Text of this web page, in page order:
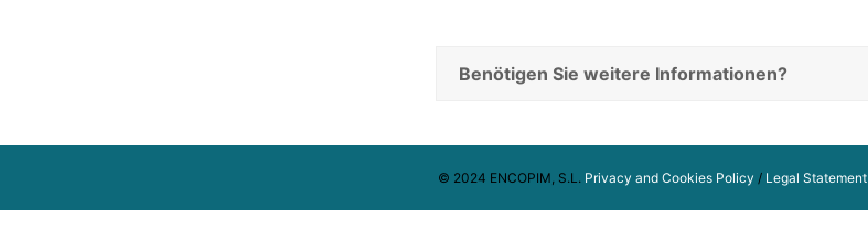
Benötigen Sie weitere Informationen?
© 2024 ENCOPIM, S.L. Privacy and Cookies Policy / Legal Statement